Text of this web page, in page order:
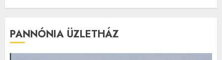
PANNÓNIA ÜZLETHÁZ